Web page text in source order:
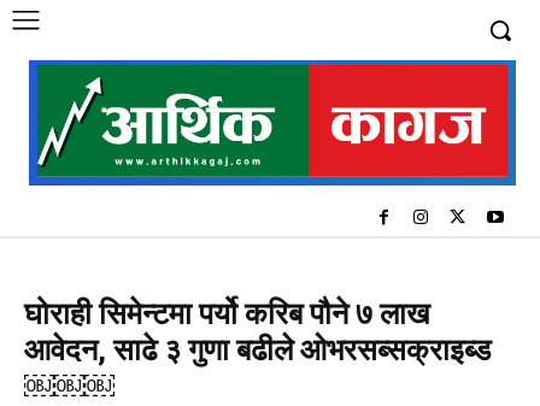
घोराही सिमेन्टमा पर्यो करिब पौने ७ लाख
आवेदन, साढे ३ गुणा बढीले ओभरसब्सक्राइब्ड
￼￼￼